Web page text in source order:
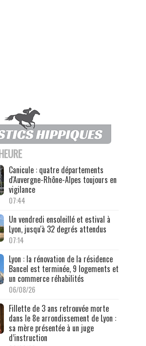
Canicule : quatre départements
d'Auvergne-Rhône-Alpes toujours en
vigilance
07:44
Un vendredi ensoleillé et estival à
Lyon, jusqu'à 32 degrés attendus
07:14
Lyon : la rénovation de la résidence
Bancel est terminée, 9 logements et
un commerce réhabilités
06/08/26
Fillette de 3 ans retrouvée morte
dans le 8e arrondissement de Lyon :
sa mère présentée à un juge
d’instruction